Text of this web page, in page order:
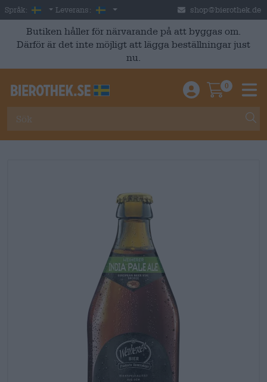
Skip to main content
Språk: Swedish
Leverans: Sverige shop@bierothek.de
Butiken håller för närvarande på att byggas om.
Därför är det inte möjligt att lägga beställningar just
nu.
Einloggen /
0